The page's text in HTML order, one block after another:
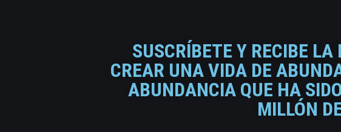
SUSCRÍBETE Y RECIBE
CREAR UNA VIDA DE
ABUNDANCIA QUE HA
MILLÓN